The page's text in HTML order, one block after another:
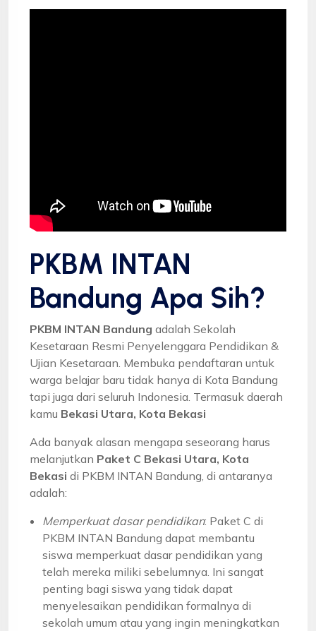
PKBM INTAN
Bandung Apa Sih?
PKBM INTAN Bandung adalah Sekolah
Kesetaraan Resmi Penyelenggara Pendidikan &
Ujian Kesetaraan. Membuka pendaftaran untuk
warga belajar baru tidak hanya di Kota Bandung
tapi juga dari seluruh Indonesia. Termasuk daerah
kamu Bekasi Utara, Kota Bekasi
Ada banyak alasan mengapa seseorang harus
melanjutkan Paket C Bekasi Utara, Kota
Bekasi di PKBM INTAN Bandung, di antaranya
adalah:
Memperkuat dasar pendidikan: Paket C di
PKBM INTAN Bandung dapat membantu
siswa memperkuat dasar pendidikan yang
telah mereka miliki sebelumnya. Ini sangat
penting bagi siswa yang tidak dapat
menyelesaikan pendidikan formalnya di
sekolah umum atau yang ingin meningkatkan